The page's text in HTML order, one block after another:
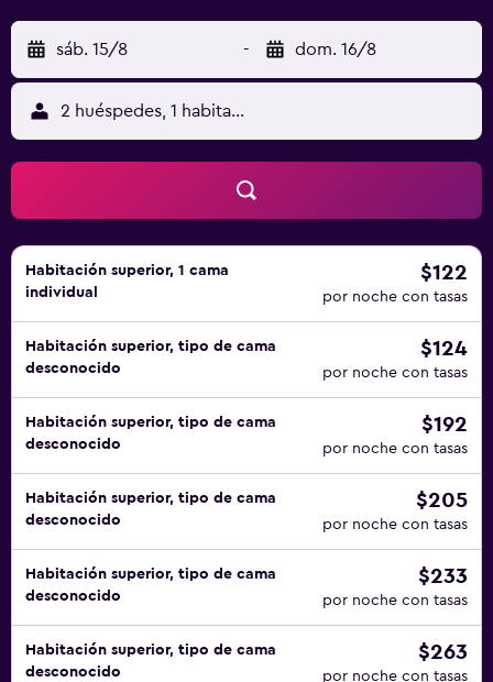
ofrece servicio de limpieza todos los días. Los servicios de
ocio y esparcimiento en este hotel incluyen una piscina
cubierta, un centro de bienestar abierto las 24 horas y
sauna. Se pueden practicar las actividades de ocio y
esparcimiento que se indican más abajo en las
instalaciones o cerca del alojamiento (es posible que se
sáb. 15/8 - dom. 16/8
2 huéspedes, 1 habitación
Habitación superior, 1 cama
individual
$122
por noche con tasas
Habitación superior, tipo de cama
desconocido
$124
por noche con tasas
Habitación superior, tipo de cama
desconocido
$192
por noche con tasas
Habitación superior, tipo de cama
desconocido
$205
por noche con tasas
Habitación superior, tipo de cama
desconocido
$233
por noche con tasas
Habitación superior, tipo de cama
desconocido
$263
por noche con tasas